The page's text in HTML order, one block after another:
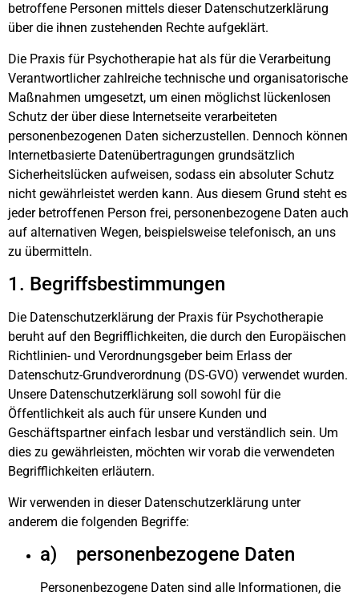
betroffene Personen mittels dieser Datenschutzerklärung
über die ihnen zustehenden Rechte aufgeklärt.
Die Praxis für Psychotherapie hat als für die Verarbeitung
Verantwortlicher zahlreiche technische und organisatorische
Maßnahmen umgesetzt, um einen möglichst lückenlosen
Schutz der über diese Internetseite verarbeiteten
personenbezogenen Daten sicherzustellen. Dennoch können
Internetbasierte Datenübertragungen grundsätzlich
Sicherheitslücken aufweisen, sodass ein absoluter Schutz
nicht gewährleistet werden kann. Aus diesem Grund steht es
jeder betroffenen Person frei, personenbezogene Daten auch
auf alternativen Wegen, beispielsweise telefonisch, an uns
zu übermitteln.
1. Begriffsbestimmungen
Die Datenschutzerklärung der Praxis für Psychotherapie
beruht auf den Begrifflichkeiten, die durch den Europäischen
Richtlinien- und Verordnungsgeber beim Erlass der
Datenschutz-Grundverordnung (DS-GVO) verwendet wurden.
Unsere Datenschutzerklärung soll sowohl für die
Öffentlichkeit als auch für unsere Kunden und
Geschäftspartner einfach lesbar und verständlich sein. Um
dies zu gewährleisten, möchten wir vorab die verwendeten
Begrifflichkeiten erläutern.
Wir verwenden in dieser Datenschutzerklärung unter
anderem die folgenden Begriffe:
a) personenbezogene Daten
Personenbezogene Daten sind alle Informationen, die